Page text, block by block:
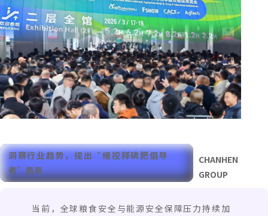
洞察行业趋势，提出“缓控释磷肥倡导
者”愿景
CHANHEN
GROUP
当前，全球粮食安全与能源安全保障压力持续加